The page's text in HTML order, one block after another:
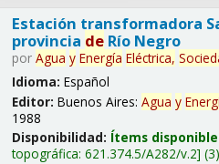
Estación transformadora
provincia deRío Negro
por Agua y Energía Eléctrica,
Idioma: Español
Editor: Buenos Aires: Agua y
1988
Disponibilidad: Ítems
topográfica: 621.374.5/A282/v.2